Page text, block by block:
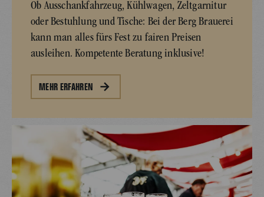
Ob Ausschankfahrzeug, Kühlwagen, Zeltgarnitur
oder Bestuhlung und Tische: Bei der Berg Brauerei
kann man alles fürs Fest zu fairen Preisen
ausleihen. Kompetente Beratung inklusive!
MEHR ERFAHREN